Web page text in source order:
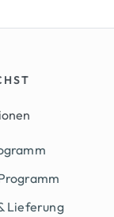
Lieferung